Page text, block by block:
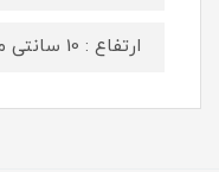
ارتفاع : 10 سانتی متر